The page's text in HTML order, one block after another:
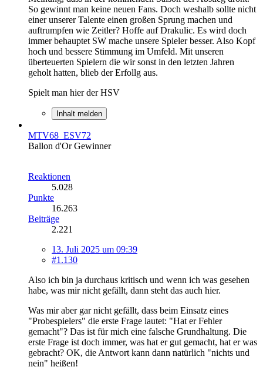
So gewinnt man keine neuen Fans. Doch weshalb sollte nicht
einer unserer Talente einen großen Sprung machen und
auftrumpfen wie Zeitler? Hoffe auf Drakulic. Es wird doch
immer behauptet SW mache unsere Spieler besser. Also Kopf
hoch und bessere Stimmung im Umfeld. Mit unseren
überteuerten Spielern die wir sonst in den letzten Jahren
geholt hatten, blieb der Erfollg aus.
Spielt man hier der HSV
Inhalt melden
MTV68_ESV72
Ballon d'Or Gewinner
Reaktionen
5.028
Punkte
16.263
Beiträge
2.221
13. Juli 2025 um 09:39
#1.130
Also ich bin ja durchaus kritisch und wenn ich was gesehen
habe, was mir nicht gefällt, dann steht das auch hier.
Was mir aber gar nicht gefällt, dass beim Einsatz eines
"Probespielers" die erste Frage lautet: "Hat er Fehler
gemacht"? Das ist für mich eine falsche Grundhaltung. Die
erste Frage ist doch immer, was hat er gut gemacht, hat er was
gebracht? OK, die Antwort kann dann natürlich "nichts und
nein" heißen!